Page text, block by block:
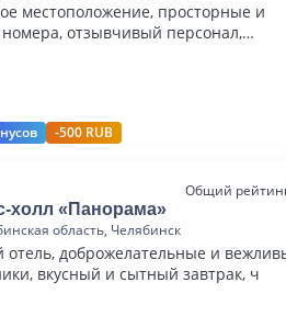
местоположение, просторные и
отзывчивый персонал,
-500 RUB
Общий
холл «Панорама»
область, Челябинск
доброжелательные и
вкусный и сытный завтрак, ч